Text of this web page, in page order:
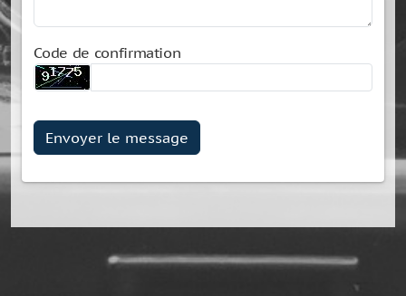
Code de confirmation
Envoyer le message